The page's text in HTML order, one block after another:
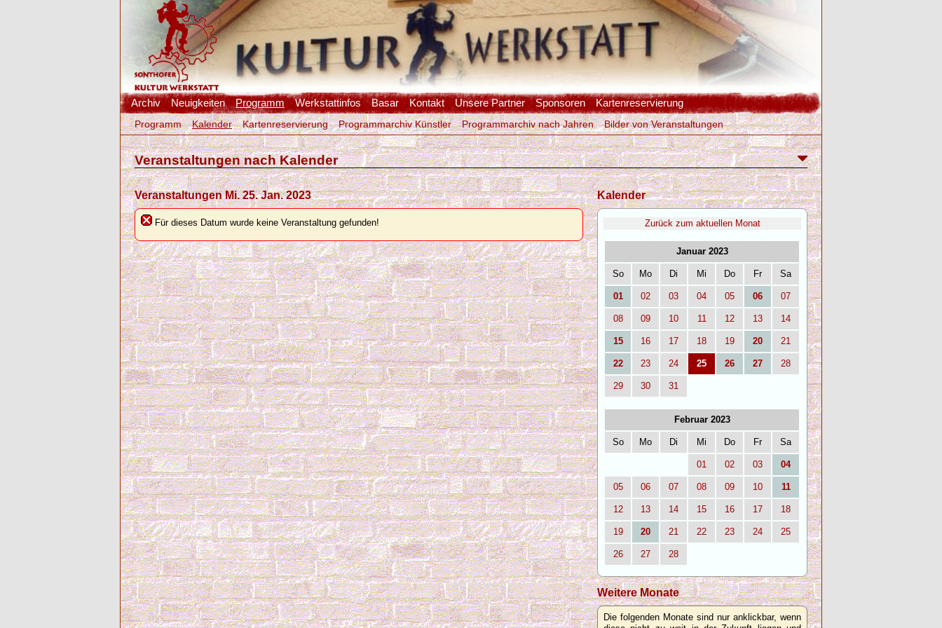
Archiv Neuigkeiten Programm Werkstattinfos Basar Kontakt Unsere Partner Sponsoren Kartenreservierung
Programm Kalender Kartenreservierung Programmarchiv Künstler Programmarchiv nach Jahren Bilder von Veranstaltungen
Veranstaltungen nach Kalender
Veranstaltungen Mi. 25. Jan. 2023
Für dieses Datum wurde keine Veranstaltung gefunden!
Kalender
Zurück zum aktuellen Monat
Januar 2023
So Mo Di Mi Do Fr Sa
01 02 03 04 05 06 07
08 09 10 11 12 13 14
15 16 17 18 19 20 21
22 23 24 25 26 27 28
29 30 31
Februar 2023
So Mo Di Mi Do Fr Sa
01 02 03 04
05 06 07 08 09 10 11
12 13 14 15 16 17 18
19 20 21 22 23 24 25
26 27 28
Weitere Monate
Die folgenden Monate sind nur anklickbar, wenn